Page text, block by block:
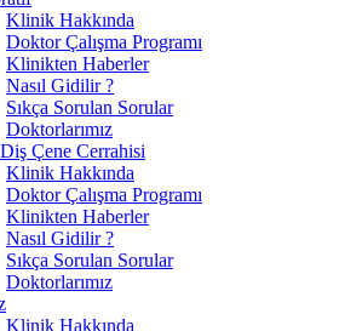
Klinik Hakkında
Doktor Çalışma Programı
Klinikten Haberler
Nasıl Gidilir ?
Sıkça Sorulan Sorular
Doktorlarımız
Çene Cerrahisi
Klinik Hakkında
Doktor Çalışma Programı
Klinikten Haberler
Nasıl Gidilir ?
Sıkça Sorulan Sorular
Doktorlarımız
Klinik Hakkında